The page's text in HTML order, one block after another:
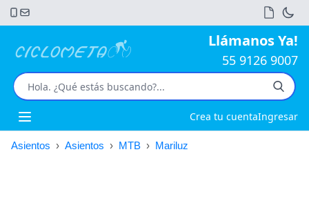
Llámanos Ya!
55 9126 9007
Open main menu Crea tu cuentaIngresar
Asientos › Asientos › MTB › Mariluz